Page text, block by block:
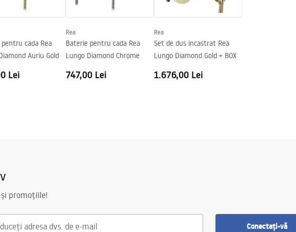
cada Rea
Auriu Gold
Lei
Rea
Baterie pentru cada Rea
Lungo Diamond Chrome
747,00 Lei
Rea
Set de dus incastrat Rea
Lungo Diamond Gold + BOX
1.676,00 Lei
promoțiile!
Conectați-vă